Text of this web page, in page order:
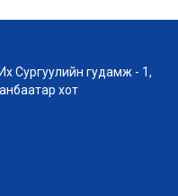
Сургуулийн гудамж - 1,
хот